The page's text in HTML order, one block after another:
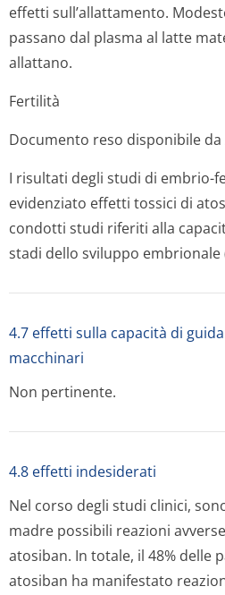
effetti sull’allattamento.
passano dal plasma al latte
allattano.
Fertilità
Documento reso disponibile da
I risultati degli studi di embrio-
evidenziato effetti tossici di
condotti studi riferiti alla
stadi dello sviluppo embrionale
4.7 effetti sulla capacità di
macchinari
Non pertinente.
4.8 effetti indesiderati
Nel corso degli studi clinici,
madre possibili reazioni
atosiban. In totale, il 48% delle
atosiban ha manifestato